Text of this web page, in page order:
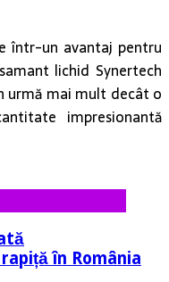
într-un avantaj pentru
lichid Synertech
urmă mai mult decât o
impresionantă
în România